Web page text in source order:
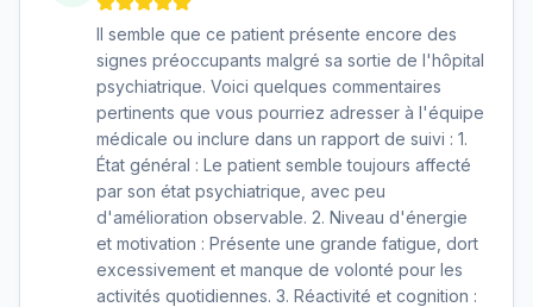
Il semble que ce patient présente encore des
signes préoccupants malgré sa sortie de l'hôpital
psychiatrique. Voici quelques commentaires
pertinents que vous pourriez adresser à l'équipe
médicale ou inclure dans un rapport de suivi : 1.
État général : Le patient semble toujours affecté
par son état psychiatrique, avec peu
d'amélioration observable. 2. Niveau d'énergie
et motivation : Présente une grande fatigue, dort
excessivement et manque de volonté pour les
activités quotidiennes. 3. Réactivité et cognition :